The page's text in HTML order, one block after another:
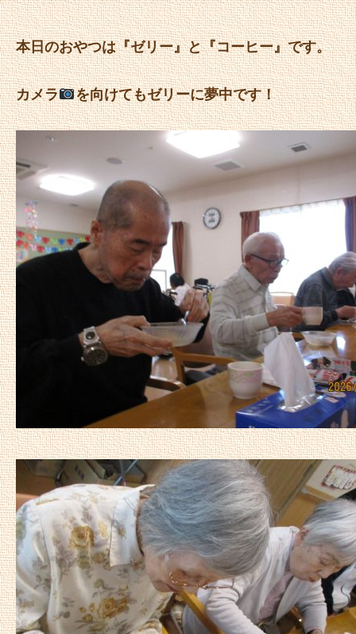
本日のおやつは『ゼリー』と『コーヒー』です。
カメラ を向けてもゼリーに夢中です！